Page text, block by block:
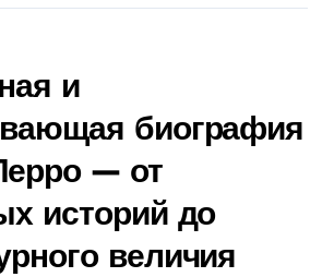
и
биография
— от
историй до
величия